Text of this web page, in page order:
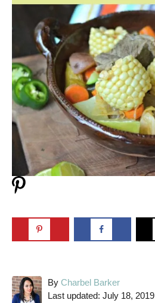
By A
u
Charbel Barker
PLast updated: July 18, 2019